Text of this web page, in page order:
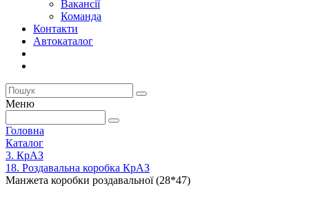
Вакансії
Команда
Контакти
Автокаталог
Меню
Головна
Каталог
3. КрАЗ
18. Роздавальна коробка КрАЗ
Манжета коробки роздавальної (28*47)